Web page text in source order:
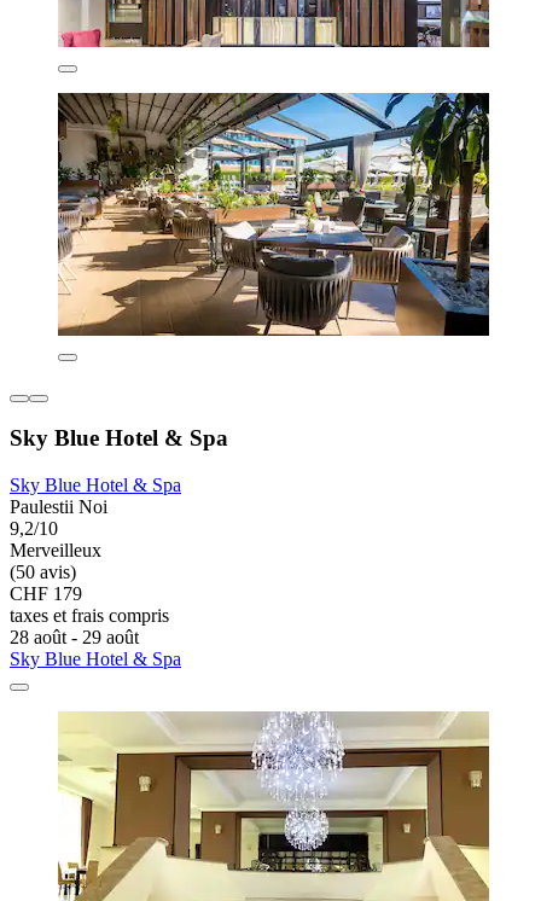
Sky Blue Hotel & Spa
Sky Blue Hotel & Spa
Paulestii Noi
9,2/10
Merveilleux
(50 avis)
CHF 179
taxes et frais compris
28 août - 29 août
Sky Blue Hotel & Spa